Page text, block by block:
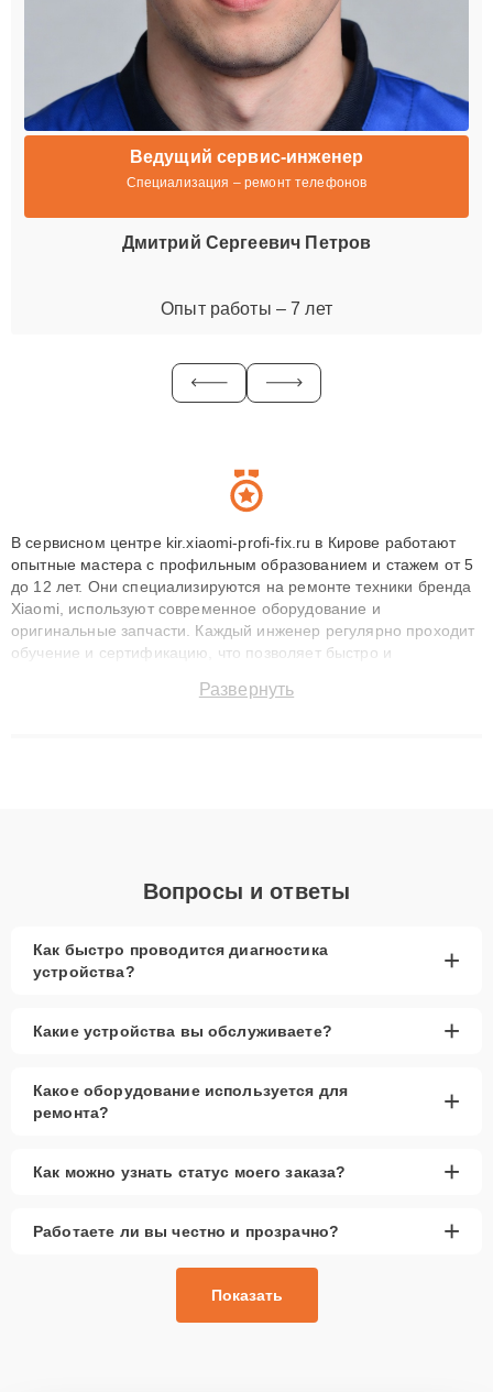
Ведущий сервис-инженер
Специализация – ремонт телефонов
Дмитрий Сергеевич Петров
Опыт работы – 7 лет
В сервисном центре kir.xiaomi-profi-fix.ru в Кирове работают
опытные мастера с профильным образованием и стажем от 5
до 12 лет. Они специализируются на ремонте техники бренда
Xiaomi, используют современное оборудование и
оригинальные запчасти. Каждый инженер регулярно проходит
обучение и сертификацию, что позволяет быстро и
сохранением гарантии до 3 лет. Наши мастера решают
Развернуть
Вопросы и ответы
Как быстро проводится диагностика
устройства?
+
Какие устройства вы обслуживаете? +
Какое оборудование используется для
ремонта?
+
Как можно узнать статус моего заказа? +
Работаете ли вы честно и прозрачно? +
Показать